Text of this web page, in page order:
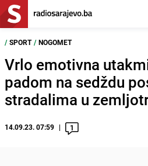
/ SPORT / NOGOMET
Vrlo emotivna
padom na sedždu
stradalima u
14.09.23. 07:59 1